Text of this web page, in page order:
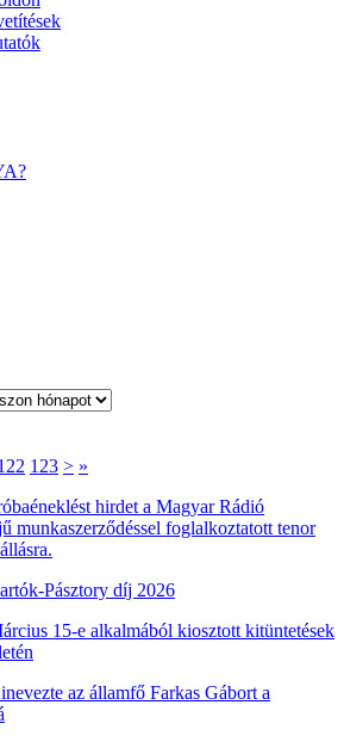
123 > »
hirdet a Magyar Rádió
munkaszerződéssel foglalkoztatott tenor
Pásztory díj 2026
15-e alkalmából kiosztott kitüntetések
az államfő Farkas Gábort a